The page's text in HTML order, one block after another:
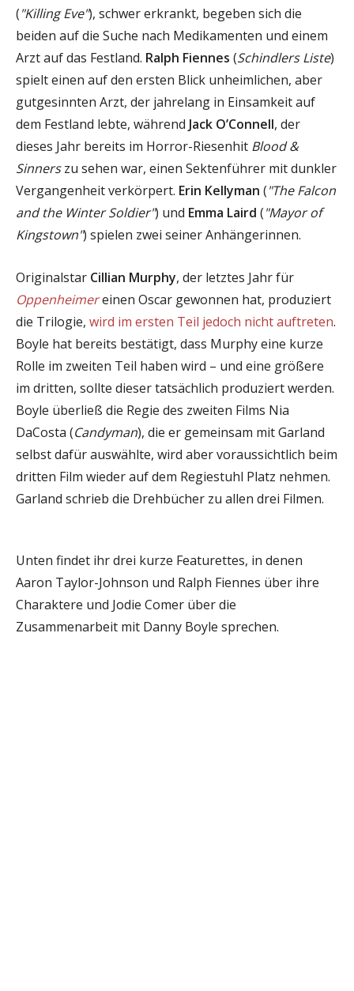
("Killing Eve"), schwer erkrankt, begeben sich die
beiden auf die Suche nach Medikamenten und einem
Arzt auf das Festland. Ralph Fiennes (Schindlers Liste)
spielt einen auf den ersten Blick unheimlichen, aber
gutgesinnten Arzt, der jahrelang in Einsamkeit auf
dem Festland lebte, während Jack O’Connell, der
dieses Jahr bereits im Horror-Riesenhit Blood &
Sinnerszu sehen war, einen Sektenführer mit dunkler
Vergangenheit verkörpert. Erin Kellyman ("The Falcon
and the Winter Soldier") und Emma Laird ("Mayor of
Kingstown") spielen zwei seiner Anhängerinnen.
Originalstar Cillian Murphy, der letztes Jahr für
Oppenheimereinen Oscar gewonnen hat, produziert
die Trilogie, wird im ersten Teil jedoch nicht auftreten.
Boyle hat bereits bestätigt, dass Murphy eine kurze
Rolle im zweiten Teil haben wird – und eine größere
im dritten, sollte dieser tatsächlich produziert werden.
Boyle überließ die Regie des zweiten Films Nia
DaCosta (Candyman), die er gemeinsam mit Garland
selbst dafür auswählte, wird aber voraussichtlich beim
dritten Film wieder auf dem Regiestuhl Platz nehmen.
Garland schrieb die Drehbücher zu allen drei Filmen.
Unten findet ihr drei kurze Featurettes, in denen
Aaron Taylor-Johnson und Ralph Fiennes über ihre
Charaktere und Jodie Comer über die
Zusammenarbeit mit Danny Boyle sprechen.